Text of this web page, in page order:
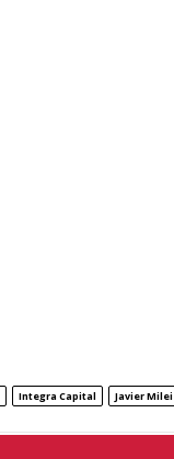
Integra Capital Javier Milei